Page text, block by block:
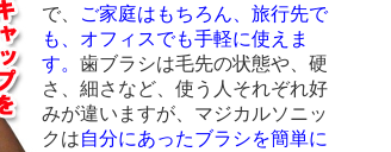
で、
ご家庭はもちろん、旅行先で
も、オフィスでも手軽に使えま
す。 歯ブラシは毛先の状態や、硬
さ、細さなど、使う人それぞれ好
みが違いますが、マジカルソニッ
クは自分にあったブラシを簡単に